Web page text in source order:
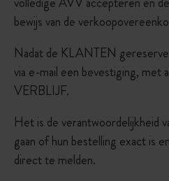
bewijs van de
Nadat de KLANTEN
via e-mail een bevestiging, met
VERBLIJF.
Het is de verantwoordelijkheid
gaan of hun bestelling exact is
direct te melden.